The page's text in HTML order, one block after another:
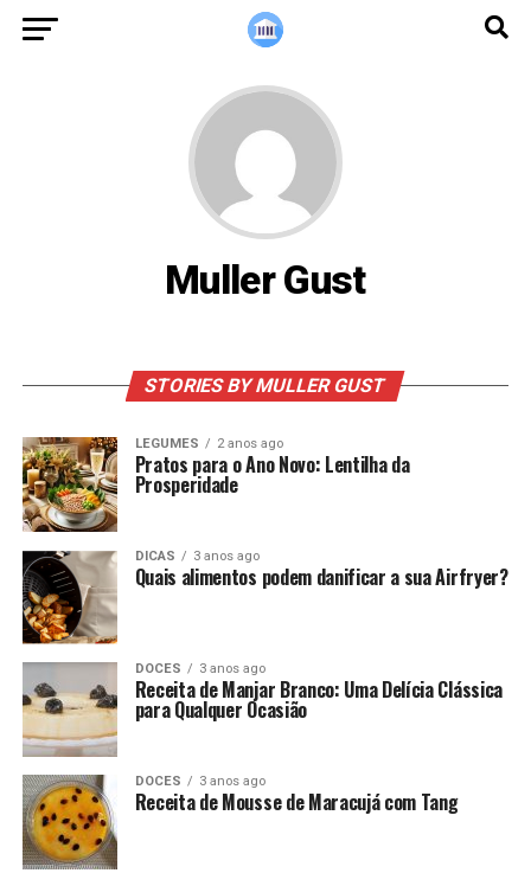
Muller Gust
STORIES BY MULLER GUST
LEGUMES 2 anos ago
Pratos para o Ano Novo: Lentilha da
Prosperidade
DICAS 3 anos ago
Quais alimentos podem danificar a sua Airfryer?
DOCES 3 anos ago
Receita de Manjar Branco: Uma Delícia Clássica
para Qualquer Ocasião
DOCES 3 anos ago
Receita de Mousse de Maracujá com Tang